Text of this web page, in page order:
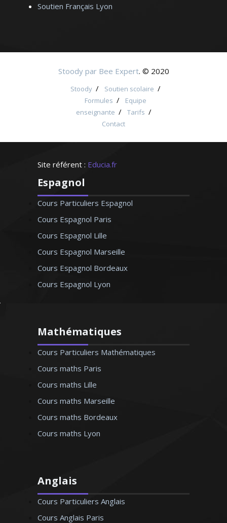
Soutien Français Lyon
Stoody par Bee Expert. © 2020
Stoody / Soutien scolaire /
Formules /
Equipe
enseignante / Tarifs /
Contact
Site référent : Educia.fr
Espagnol
Cours Particuliers Espagnol
Cours Espagnol Paris
Cours Espagnol Lille
Cours Espagnol Marseille
Cours Espagnol Bordeaux
Cours Espagnol Lyon
Mathématiques
Cours Particuliers Mathématiques
Cours maths Paris
Cours maths Lille
Cours maths Marseille
Cours maths Bordeaux
Cours maths Lyon
Anglais
Cours Particuliers Anglais
Cours Anglais Paris